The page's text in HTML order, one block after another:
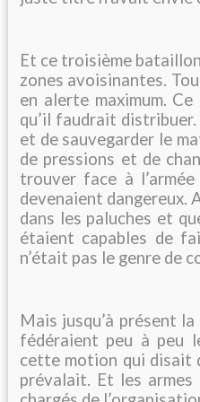
Et ce troisième
zones avoisinantes.
en alerte maximum.
qu’il faudrait
et de sauvegarder le
de pressions et de
trouver face à
devenaient dangereux.
dans les paluches et
étaient capables de
n’était pas le genre de
Mais jusqu’à présent
fédéraient peu à peu
cette motion qui disait
prévalait. Et les